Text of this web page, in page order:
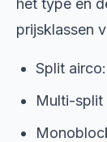
het type en
prijsklassen
Split
Multi-